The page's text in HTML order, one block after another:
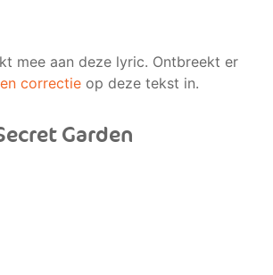
mee aan deze lyric. Ontbreekt er
correctie op deze tekst in.
Garden